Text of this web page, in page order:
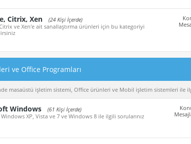
Citrix, Xen
(24 Kişi İçerde)
ve Xen'e ait sanallaştırma ürünleri için bu kategoriyi
ve Office Programları
masaüstü işletim sistemi, Office ürünleri ve Mobil işletim sistemleri ile
Windows
(61 Kişi İçerde)
XP, Vista ve 7 ve Windows 8 ile ilgili sorularınız